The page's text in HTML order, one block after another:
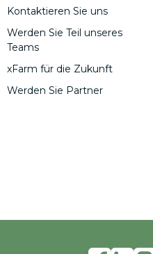
Kontaktieren Sie uns
Werden Sie Teil unseres
Teams
xFarm für die Zukunft
Werden Sie Partner